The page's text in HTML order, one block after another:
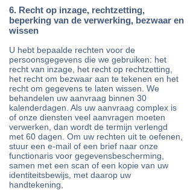
6. Recht op inzage, rechtzetting,
beperking van de verwerking, bezwaar en
wissen
U hebt bepaalde rechten voor de
persoonsgegevens die we gebruiken: het
recht van inzage, het recht op rechtzetting,
het recht om bezwaar aan te tekenen en het
recht om gegevens te laten wissen. We
behandelen uw aanvraag binnen 30
kalenderdagen. Als uw aanvraag complex is
of onze diensten veel aanvragen moeten
verwerken, dan wordt de termijn verlengd
met 60 dagen. Om uw rechten uit te oefenen,
stuur een e-mail of een brief naar onze
functionaris voor gegevensbescherming,
samen met een scan of een kopie van uw
identiteitsbewijs, met daarop uw
handtekening,